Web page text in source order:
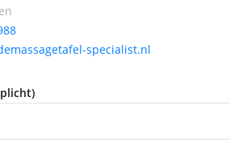
specialist.nl